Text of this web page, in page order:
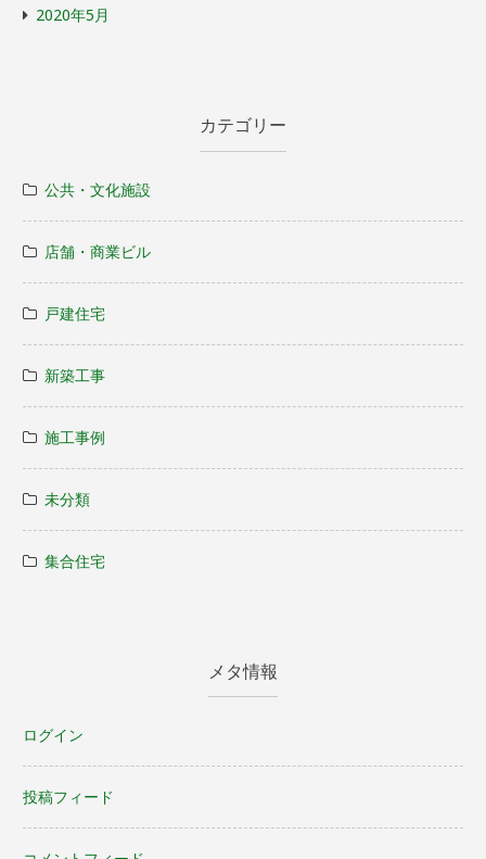
2020年5月
カテゴリー
公共・文化施設
店舗・商業ビル
戸建住宅
新築工事
施工事例
未分類
集合住宅
メタ情報
ログイン
投稿フィード